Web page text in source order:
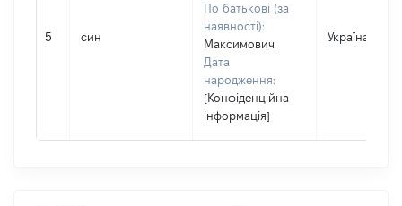
5 син
По батькові (за
наявності):
Максимович
Дата
народження:
[Конфіденційна
інформація]
Україна